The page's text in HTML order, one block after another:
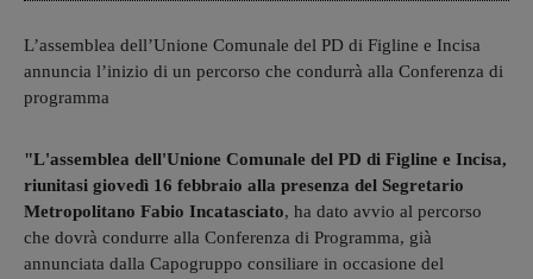
L’assemblea dell’Unione Comunale del PD di Figline e Incisa
annuncia l’inizio di un percorso che condurrà alla Conferenza di
programma
"L'assemblea dell'Unione Comunale del PD di Figline e Incisa,
riunitasi giovedì 16 febbraio alla presenza del Segretario
Metropolitano Fabio Incatasciato, ha dato avvio al percorso
che dovrà condurre alla Conferenza di Programma, già
annunciata dalla Capogruppo consiliare in occasione del